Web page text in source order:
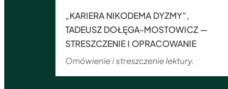
„KARIERA NIKODEMA DYZMY”,
TADEUSZ DOŁĘGA-MOSTOWICZ —
STRESZCZENIE I OPRACOWANIE
Omówienie i streszczenie lektury.